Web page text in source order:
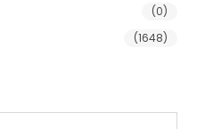
(0)
(1648)